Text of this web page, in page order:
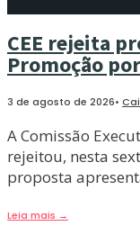
CEE rejeita
Promoção
3 de agosto de 2026•
A Comissão
rejeitou, nesta
proposta
Leia mais →